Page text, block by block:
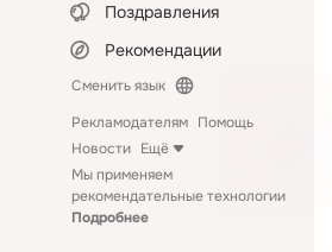
Поздравления
Рекомендации
Сменить язык
Рекламодателям Помощь
Новости Ещё
Мы применяем
рекомендательные технологии
Подробнее